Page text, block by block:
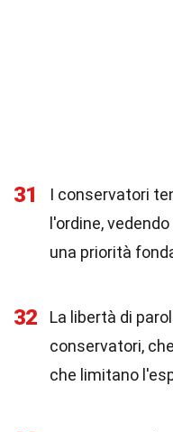
31
I conservatori
l'ordine,
una priorità
32
La libertà di
conservatori,
che limitano